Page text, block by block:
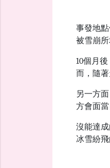
事發地
被雪崩所
10個月
而，隨
另一方
方會面
沒能達
冰雪紛